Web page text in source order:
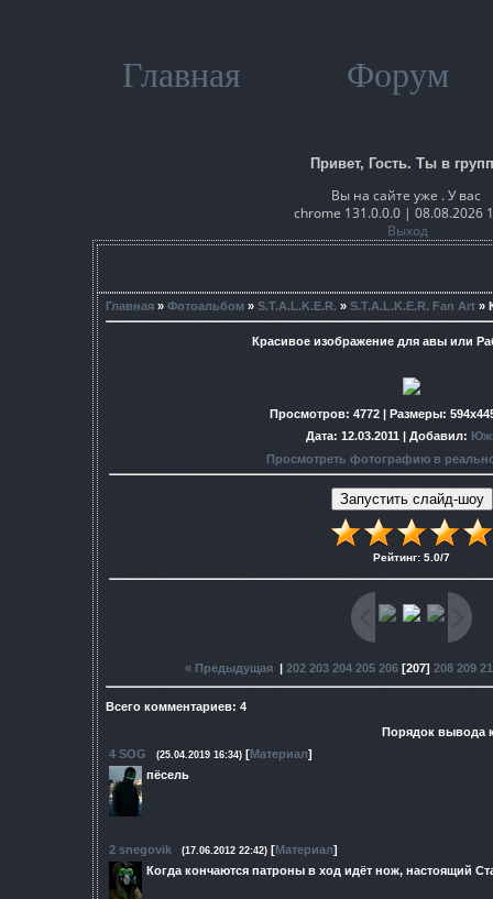
Главная Форум
Привет, Гость. Ты в
Вы на сайте уже . У вас
chrome 131.0.0.0 | 08.08.2026
Выход
Главная » Фотоальбом » S.T.A.L.K.E.R. » S.T.A.L.K.E.R. Fan Art »
Красивое изображение для авы или
Просмотров: 4772 | Размеры:
Дата: 12.03.2011 | Добавил:
Просмотреть фотографию в
Рейтинг: 5.0/7
« Предыдущая | 202 203 204 205 206 [207] 208 209
Всего комментариев: 4
Порядок вывода
4 SOG (25.04.2019 16:34) [Материал]
пёсель
2 snegovik (17.06.2012 22:42) [Материал]
Когда кончаются патроны в ход идёт нож, настоящий